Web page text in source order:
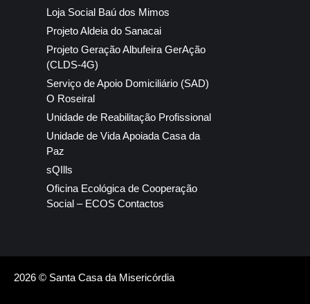
Loja Social Baú dos Mimos
Projeto Aldeia do Sanacai
Projeto Geração Albufeira GerAção
(CLDS-4G)
Serviço de Apoio Domiciliário (SAD)
O Roseiral
Unidade de Reabilitação Profissional
Unidade de Vida Apoiada Casa da
Paz
sQIlls
Oficina Ecológica de Cooperação
Social – ECOS Contactos
2026 © Santa Casa da Misericórdia